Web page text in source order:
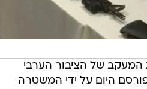
המעקב של הציבור הערבי
היום על ידי המשטרה